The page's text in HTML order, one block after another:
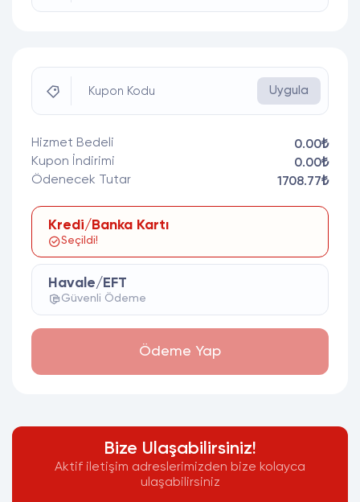
Kupon Kodu Uygula
Hizmet Bedeli
0.00₺
Kupon İndirimi
0.00₺
Ödenecek Tutar
1708.77₺
Kredi/Banka Kartı
Seçildi!
Havale/EFT
Güvenli Ödeme
Ödeme Yap
Bize Ulaşabilirsiniz!
Aktif iletişim adreslerimizden bize kolayca
ulaşabilirsiniz